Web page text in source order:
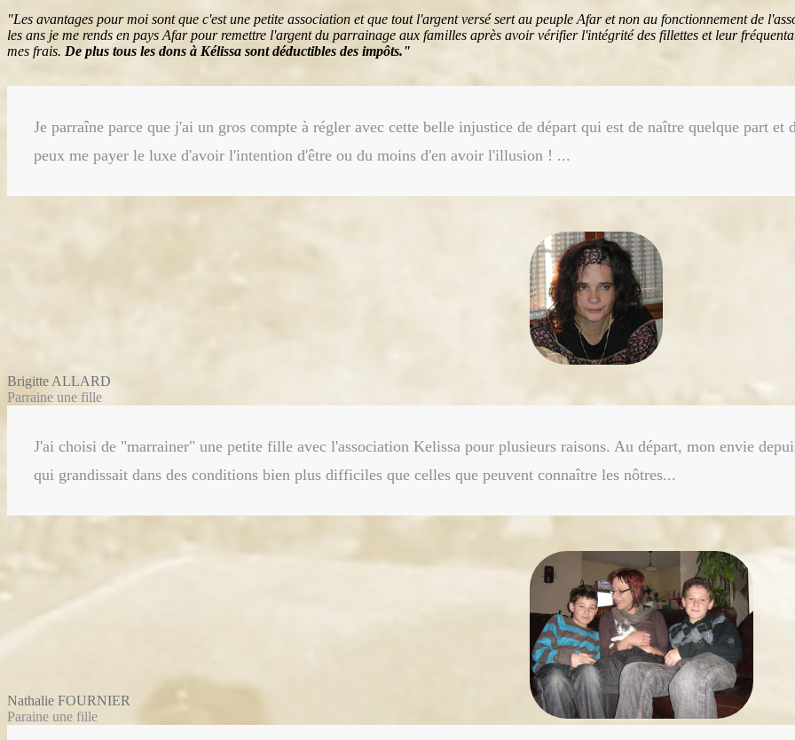
"Les avantages pour moi sont que c'est une petite association et que tout l'argent versé sert au peuple Afar et non au fonctionnement de
les ans je me rends en pays Afar pour remettre l'argent du parrainage aux familles après avoir vérifier l'intégrité des fillettes et leur
mes frais. De plus tous les dons à Kélissa sont déductibles des impôts."
Je parraîne parce que j'ai un gros compte à régler avec cette belle injustice de départ qui est de naître quelque part
peux me payer le luxe d'avoir l'intention d'être ou du moins d'en avoir l'illusion ! ...
Brigitte ALLARD
Parraine une fille
J'ai choisi de "marrainer" une petite fille avec l'association Kelissa pour plusieurs raisons. Au départ, mon envie
qui grandissait dans des conditions bien plus difficiles que celles que peuvent connaître les nôtres...
Nathalie FOURNIER
Paraine une fille